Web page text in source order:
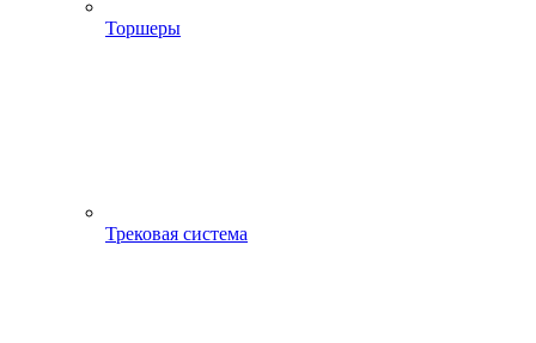
Торшеры
Трековая система